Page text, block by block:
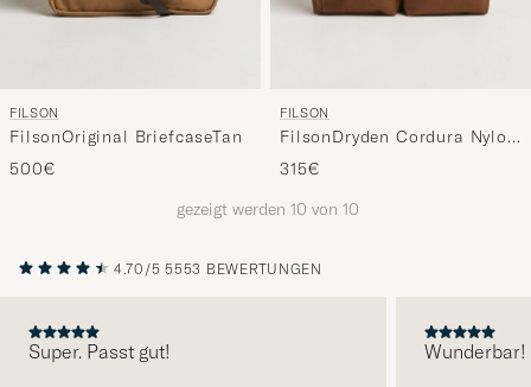
FILSON
FilsonOriginal BriefcaseTan
500€
FILSON
FilsonDryden Cordura Nylon
BriefcaseWhiskey
315€
gezeigt werden 10 von 10
4.70/5 5553 BEWERTUNGEN
Super. Passt gut! Wunderbar!